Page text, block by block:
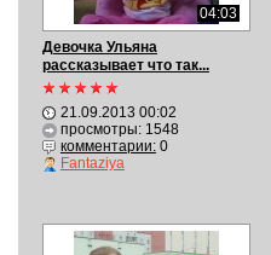
04:03
Девочка Ульяна
рассказывает что так...
21.09.2013 00:02
просмотры: 1548
комментарии:0
Fantaziya